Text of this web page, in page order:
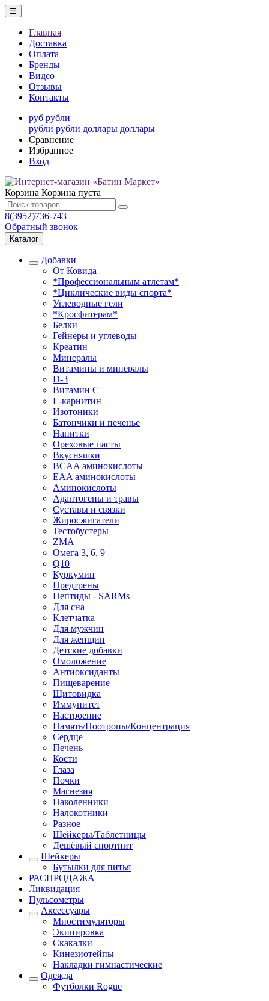
☰
Главная
Доставка
Оплата
Бренды
Видео
Отзывы
Контакты
руб рубли
рубли рубли доллары доллары
Сравнение
Избранное
Вход
Корзина Корзина пуста
8(3952)736-743
Обратный звонок
Каталог
Добавки
От Ковида
*Профессиональным атлетам*
*Циклические виды спорта*
Углеводные гели
*Кросфитерам*
Белки
Гейнеры и углеводы
Креатин
Минералы
Витамины и минералы
D-3
Витамин С
L-карнитин
Изотоники
Батончики и печенье
Напитки
Ореховые пасты
Вкусняшки
BCAA аминокислоты
EAA аминокислоты
Аминокислоты
Адаптогены и травы
Суставы и связки
Жиросжигатели
Тестобустеры
ZMA
Омега 3, 6, 9
Q10
Куркумин
Предтрены
Пептиды - SARMs
Для сна
Клетчатка
Для мужчин
Для женщин
Детские добавки
Омоложение
Антиоксиданты
Пищеварение
Щитовидка
Иммунитет
Настроение
Память/Ноотропы/Концентрация
Сердце
Печень
Кости
Глаза
Почки
Магнезия
Наколенники
Налокотники
Разное
Шейкеры/Таблетницы
Дешёвый спортпит
Шейкеры
Бутылки для питья
РАСПРОДАЖА
Ликвидация
Пульсометры
Аксессуары
Миостимуляторы
Экипировка
Скакалки
Кинезиотейпы
Накладки гимнастические
Одежда
Футболки Rogue